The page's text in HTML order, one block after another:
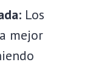
Los
mejor